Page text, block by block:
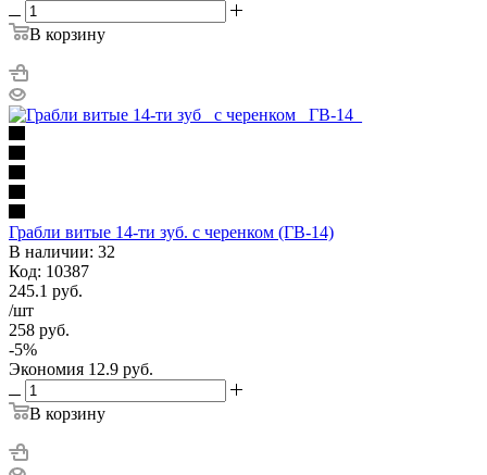
В корзину
Грабли витые 14-ти зуб. с черенком (ГВ-14)
В наличии: 32
Код: 10387
245.1 руб.
/шт
258 руб.
-5%
Экономия 12.9 руб.
В корзину